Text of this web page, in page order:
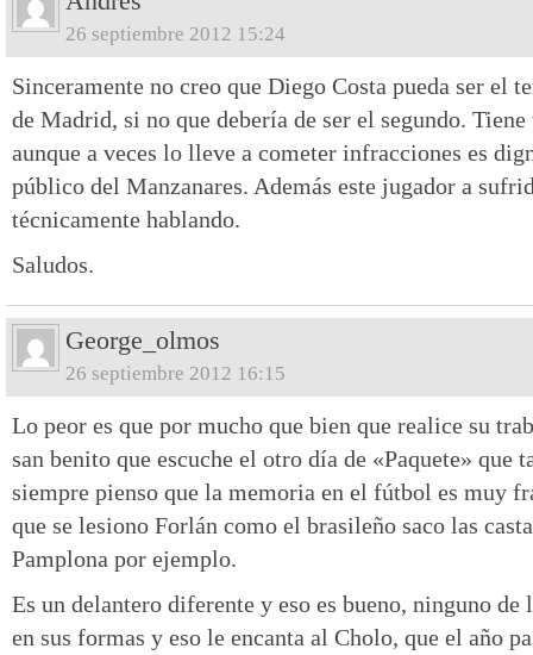
26 septiembre 2012 15:24
Sinceramente no creo que Diego Costa pueda ser el
de Madrid, si no que debería de ser el segundo.
aunque a veces lo lleve a cometer infracciones es
público del Manzanares. Además este jugador a
técnicamente hablando.
Saludos.
George_olmos
26 septiembre 2012 16:15
Lo peor es que por mucho que bien que realice su
san benito que escuche el otro día de «Paquete» que
siempre pienso que la memoria en el fútbol es muy
que se lesiono Forlán como el brasileño saco las
Pamplona por ejemplo.
Es un delantero diferente y eso es bueno, ninguno de
en sus formas y eso le encanta al Cholo, que el año